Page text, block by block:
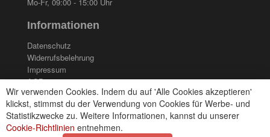
Wir verwenden Cookies. Indem du auf 'Alle Cookies akzeptieren'
klickst, stimmst du der Verwendung von Cookies für Werbe- und
Statistikzwecke zu. Weitere Informationen, kannst du unserer
Cookie-Richtlinien entnehmen.
Informationen
Datenschutz
Widerrufsbelehrung
Impressum
AGB
Kontakt
Cookies einstellungen
Zahlungsarten